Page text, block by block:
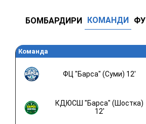
БОМБАРДИРИ КОМАНДИ
Команда
ФЦ "Барса" (Суми) 12'
КДЮСШ "Барса" (Шостка)
12'